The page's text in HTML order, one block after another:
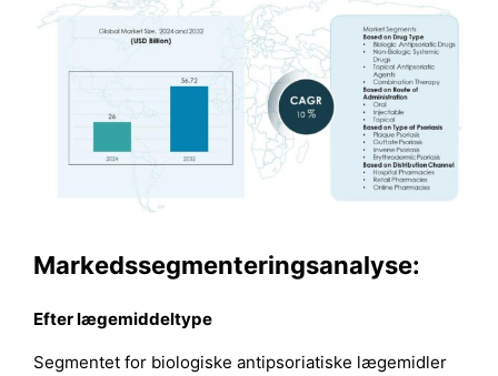
Markedssegmenteringsanalyse:
Efter lægemiddeltype
Segmentet for biologiske antipsoriatiske lægemidler